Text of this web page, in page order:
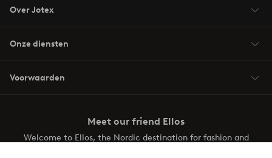
Over Jotex
Onze diensten
Voorwaarden
Meet our friend Ellos
Welcome to Ellos, the Nordic destination for fashion and